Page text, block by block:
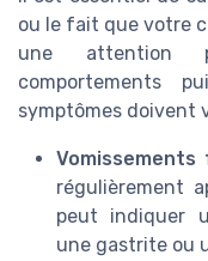
ou le fait que votre
une attention
comportements
symptômes doivent
régulièrement
peut indiquer
une gastrite ou